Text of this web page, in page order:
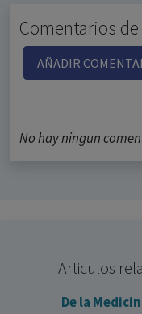
Comentarios
AÑADIR
No hay ningun
Articulos
De la